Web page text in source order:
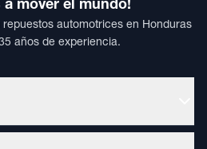
a mover el mundo!
automotrices en Honduras
años de experiencia.